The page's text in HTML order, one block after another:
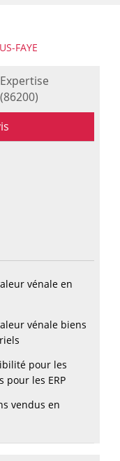
FAYE
Expertise
vénale en
vénale biens
pour les
pour les ERP
vendus en